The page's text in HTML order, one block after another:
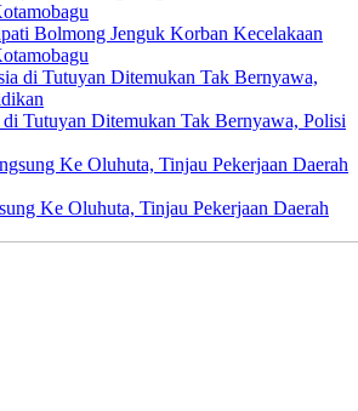
Bolmong Jenguk Korban Kecelakaan
di Tutuyan Ditemukan Tak Bernyawa, Polisi
Ke Oluhuta, Tinjau Pekerjaan Daerah